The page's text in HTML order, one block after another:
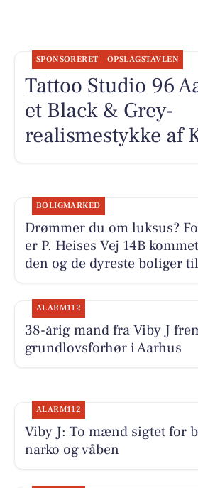
SPONSORERET OPSLAGSTAVLEN
Tattoo Studio 96
et Black & Grey-
realismestykke af
BOLIGMARKED
Drømmer du om luksus?
er P. Heises Vej 14B
den og de dyreste boliger
ALARM112
38-årig mand fra Viby J
grundlovsforhør i Aarhus
ALARM112
Viby J: To mænd sigtet for
narko og våben